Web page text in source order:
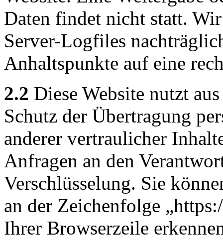
Daten findet nicht statt.
Server-Logfiles
Anhaltspunkte auf eine
2.2 Diese Website nutzt
Schutz der Übertragung
anderer vertraulicher
Anfragen an den
Verschlüsselung. Sie
an der Zeichenfolge
Ihrer Browserzeile